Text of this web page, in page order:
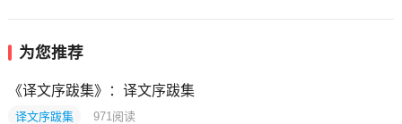
为您推荐
《译文序跋集》：译文序跋集
译文序跋集 971 阅读